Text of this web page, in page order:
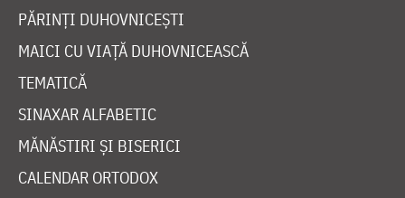
PĂRINȚI DUHOVNICEȘTI
MAICI CU VIAȚĂ DUHOVNICEASCĂ
TEMATICĂ
SINAXAR ALFABETIC
MĂNĂSTIRI ȘI BISERICI
CALENDAR ORTODOX